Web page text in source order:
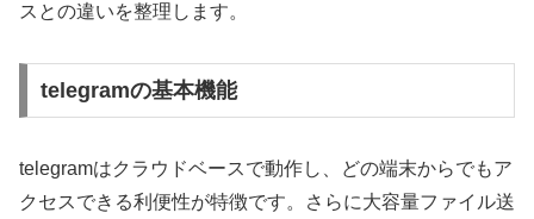
スとの違いを整理します。
telegramの基本機能
telegramはクラウドベースで動作し、どの端末からでもア
クセスできる利便性が特徴です。さらに大容量ファイル送